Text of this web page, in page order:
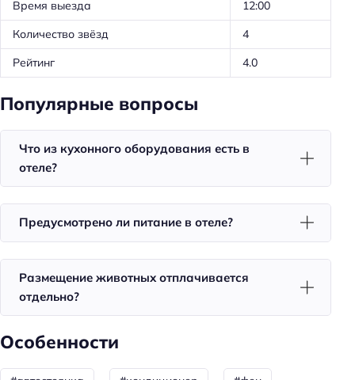
Уборка
Для семей
Общая информация
Отопление
Номеров: 0
Способ оплаты: оплата картой
Способ оплаты: банковским переводом
Способ оплаты: наличными
Доступность
Доступность помещения на инвалидной коляске:
Время выезда
12:00
Количество звёзд
4
Рейтинг
4.0
Популярные вопросы
Что из кухонного оборудования есть в
отеле?
Предусмотрено ли питание в отеле?
Размещение животных отплачивается
отдельно?
Особенности